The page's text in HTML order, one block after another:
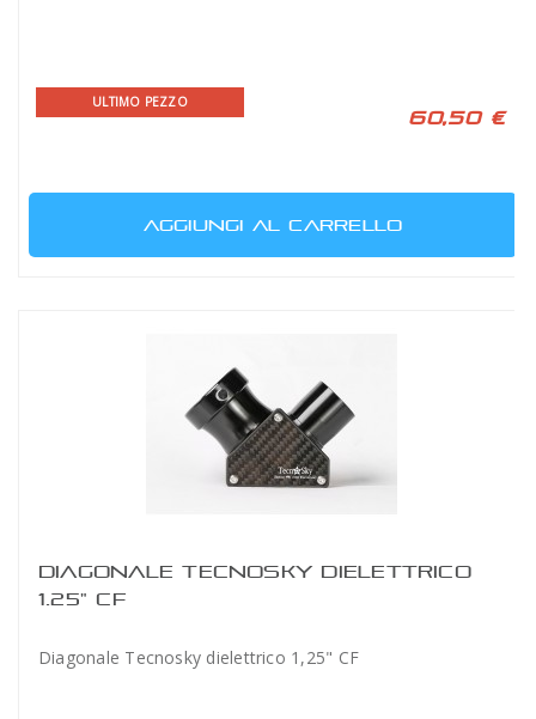
ULTIMO PEZZO
60,50 €
AGGIUNGI AL CARRELLO
DIAGONALE TECNOSKY DIELETTRICO
1.25" CF
Diagonale Tecnosky dielettrico 1,25" CF